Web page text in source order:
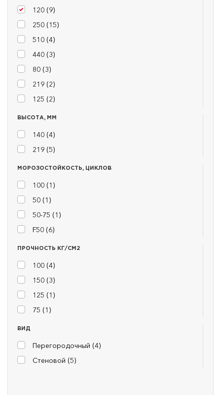
120 (9)
250 (15)
510 (4)
440 (3)
80 (3)
219 (2)
125 (2)
ВЫСОТА, ММ
140 (4)
219 (5)
МОРОЗОСТОЙКОСТЬ, ЦИКЛОВ
100 (1 )
50 (1 )
50-75 (1 )
F50 (6)
ПРОЧНОСТЬ КГ/СМ2
100 (4)
150 (3)
125 (1 )
75 (1 )
ВИД
Перегородочный (4)
Стеновой (5)